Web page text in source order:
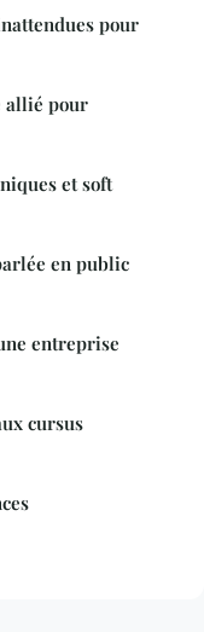
pour
allié pour
et soft
en public
entreprise
cursus